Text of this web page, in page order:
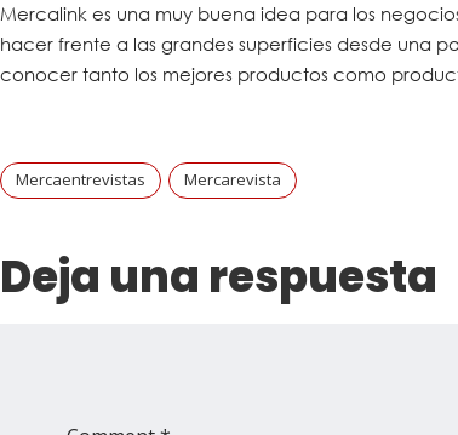
Mercalink es una muy buena idea para los
hacer frente a las grandes superficies desde una
conocer tanto los mejores productos como
Mercaentrevistas Mercarevista
Deja una respuesta